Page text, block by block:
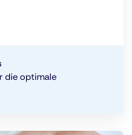
die optimale